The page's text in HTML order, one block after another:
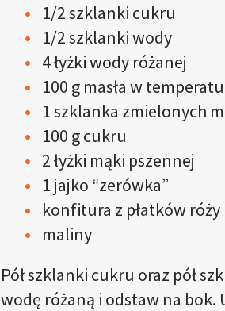
1/2 szklanki cukru
1/2 szklanki wody
4 łyżki wody różanej
100 g masła w
1 szklanka zmielonych
100 g cukru
2 łyżki mąki pszennej
1 jajko “zerówka”
konfitura z płatków
maliny
Pół szklanki cukru oraz pół
wodę różaną i odstaw na bok.